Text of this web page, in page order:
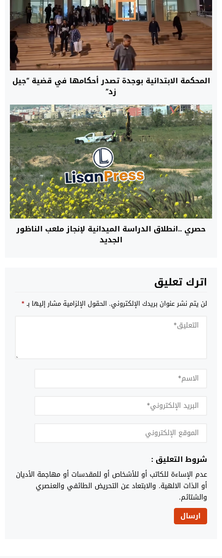
المحكمة الابتدائية بوجدة تصدر أحكامها في قضية “جيل
زد”
حصري ..انطلاق الدراسة الميدانية لإنجاز ملعب الناظور
الجديد
اترك تعليق
لن يتم نشر عنوان بريدك الإلكتروني. الحقول الإلزامية مشار إليها بـ*
شروط التعليق :
عدم الإساءة للكاتب أو للأشخاص أو للمقدسات أو مهاجمة الأديان
أو الذات الالهية. والابتعاد عن التحريض الطائفي والعنصري
والشتائم.